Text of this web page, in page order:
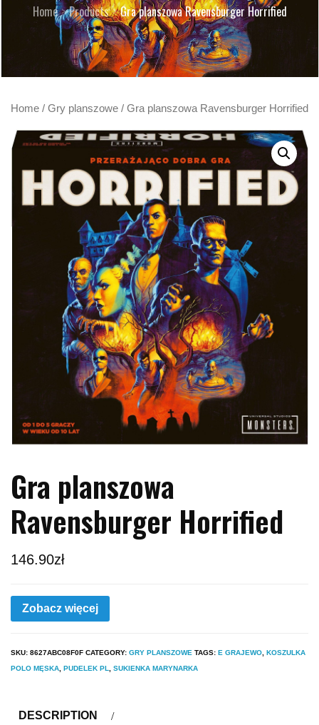
Home Products Gra planszowa Ravensburger Horrified
Home / Gry planszowe / Gra planszowa Ravensburger Horrified
Gra planszowa
Ravensburger Horrified
146.90zł
Zobacz więcej
SKU: 8627ABC08F0F CATEGORY: GRY PLANSZOWE TAGS: E GRAJEWO KOSZULKA
POLO MĘSKA PUDELEK PL SUKIENKA MARYNARKA
DESCRIPTION